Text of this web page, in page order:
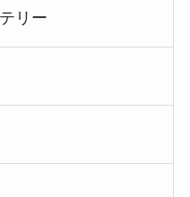
リー